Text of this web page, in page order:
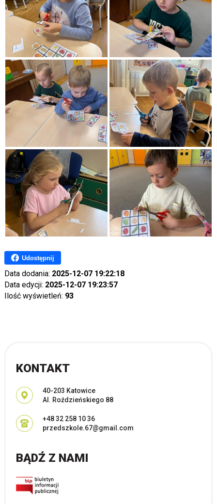
Udostępnij
Data dodania: 2025-12-07 19:22:18
Data edycji: 2025-12-07 19:23:57
Ilość wyświetleń: 93
KONTAKT
Adres pocztowy:
40-203 Katowice
Al. Roździeńskiego 88
+48 32 258 10 36
przedszkole.67@gmail.com
BĄDŹ Z NAMI